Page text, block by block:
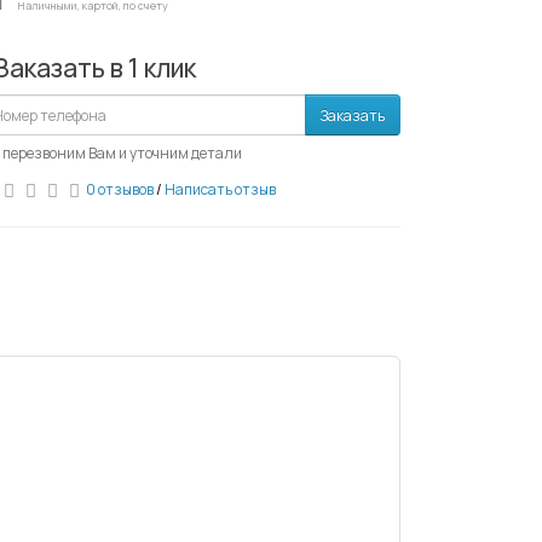
Наличными, картой, по счету
в 1 клик
Заказать
Вам и уточним детали
0 отзывов/ Написать отзыв